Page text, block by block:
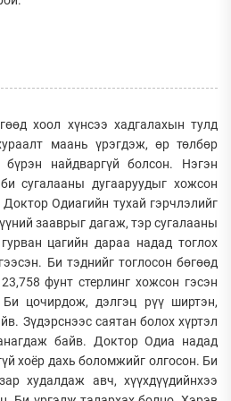
хоол хүнсээ хадгалахын тулд
маань үрэгдэж, өр төлбөр
найдваргүй болсон. Нэгэн
сугалааны дугааруудыг хожсон
Одиагийн тухай гэрчлэлийг
зааврыг дагаж, тэр сугалааны
цагийн дараа надад тоглох
Би тэднийг тоглосон бөгөөд
фунт стерлинг хожсон гэсэн
цочирдож, дэлгэц рүү ширтэн,
Зүдэрснээс саятан болох хүртэл
байв. Доктор Одиа надад
хоёр дахь боломжийг олгосон. Би
худалдаж авч, хүүхдүүдийнхээ